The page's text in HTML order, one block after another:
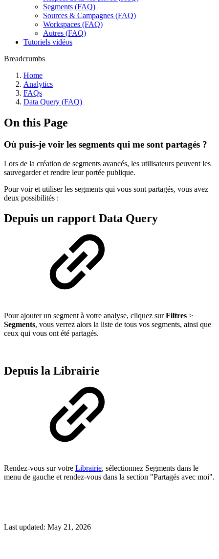
Segments (FAQ)
Sources & Campagnes (FAQ)
Workspaces (FAQ)
Autres (FAQ)
Tutoriels vidéos
Breadcrumbs
Home
Analytics
FAQs
Data Query (FAQ)
On this Page
Où puis-je voir les segments qui me sont partagés ?
Lors de la création de segments avancés, les utilisateurs peuvent les
sauvegarder et rendre leur portée publique.
Pour voir et utiliser les segments qui vous sont partagés, vous avez
deux possibilités :
Depuis un rapport Data Query
Pour ajouter un segment à votre analyse, cliquez surFiltres >
Segments, vous verrez alors la liste de tous vos segments, ainsi que
ceux qui vous ont été partagés.
Depuis la Librairie
Rendez-vous sur votre Librairie, sélectionnez Segments dans le
menu de gauche et rendez-vous dans la section "Partagés avec moi".
Last updated: May 21, 2026